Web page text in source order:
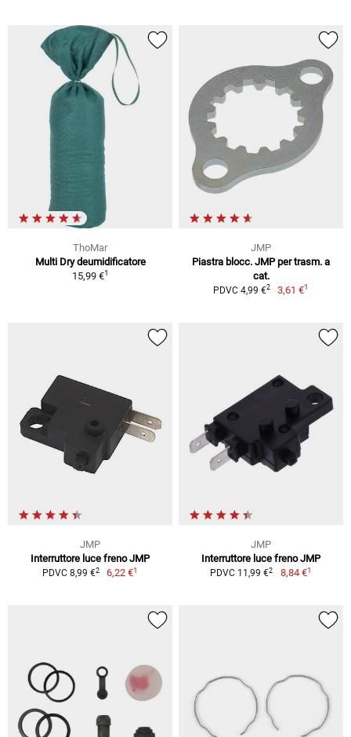
ThoMar
Multi Dry deumidificatore
15,99 €1
JMP
Piastra blocc. JMP per trasm. a
cat.
PDVC 4,99 €2 3,61 €1
JMP
Interruttore luce freno JMP
PDVC 8,99 €2 6,22 €1
JMP
Interruttore luce freno JMP
PDVC 11,99 €2 8,84 €1